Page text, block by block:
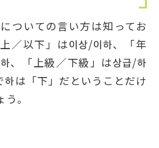
ついての言い方は知ってお
／以下」は이상/이하、「年
、「上級／下級」は상급/하
하は「下」だということだけ
。